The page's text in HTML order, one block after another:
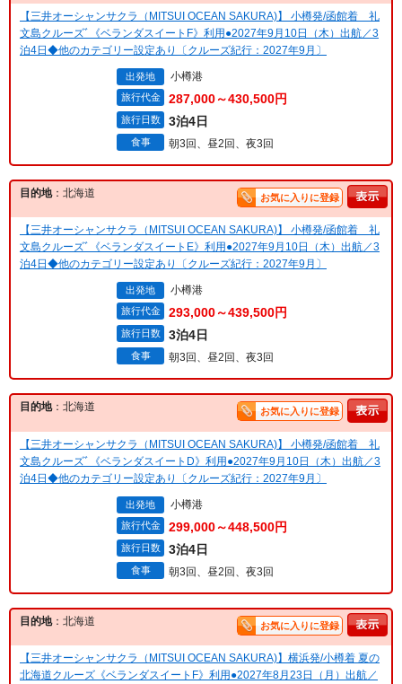
【三井オーシャンサクラ（MITSUI OCEAN SAKURA)】 小樽発/函館着 礼
文島クルーズﾞ《ベランダスイートF》利用●2027年9月10日（木）出航／3
泊4日◆他のカテゴリー設定あり〔クルーズ紀行：2027年9月〕
出発地 小樽港
旅行代金 287,000～430,500円
旅行日数 3泊4日
食事 朝3回、昼2回、夜3回
目的地：北海道 お気に入りに登録
【三井オーシャンサクラ（MITSUI OCEAN SAKURA)】 小樽発/函館着 礼
文島クルーズﾞ《ベランダスイートE》利用●2027年9月10日（木）出航／3
泊4日◆他のカテゴリー設定あり〔クルーズ紀行：2027年9月〕
出発地 小樽港
旅行代金 293,000～439,500円
旅行日数 3泊4日
食事 朝3回、昼2回、夜3回
目的地：北海道 お気に入りに登録
【三井オーシャンサクラ（MITSUI OCEAN SAKURA)】 小樽発/函館着 礼
文島クルーズﾞ《ベランダスイートD》利用●2027年9月10日（木）出航／3
泊4日◆他のカテゴリー設定あり〔クルーズ紀行：2027年9月〕
出発地 小樽港
旅行代金 299,000～448,500円
旅行日数 3泊4日
食事 朝3回、昼2回、夜3回
目的地：北海道 お気に入りに登録
【三井オーシャンサクラ（MITSUI OCEAN SAKURA)】横浜発/小樽着 夏の
北海道クルーズ《ベランダスイートF》利用●2027年8月23日（月）出航／